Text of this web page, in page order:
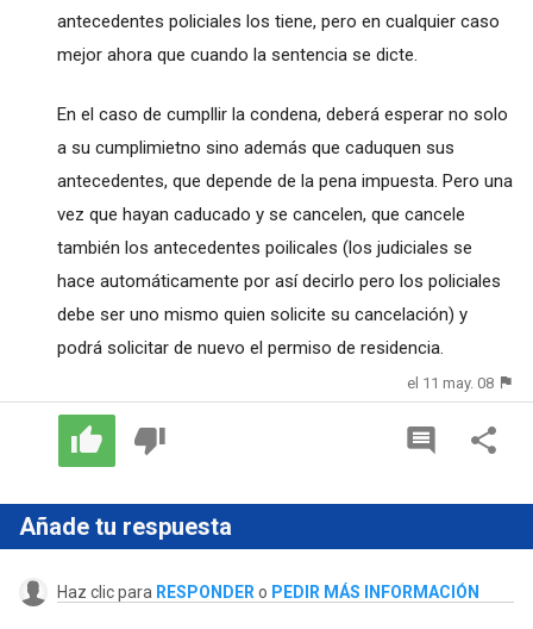
antecedentes policiales los tiene, pero en cualquier caso
mejor ahora que cuando la sentencia se dicte.
En el caso de cumpllir la condena, deberá esperar no solo
a su cumplimietno sino además que caduquen sus
antecedentes, que depende de la pena impuesta. Pero una
vez que hayan caducado y se cancelen, que cancele
también los antecedentes poilicales (los judiciales se
hace automáticamente por así decirlo pero los policiales
debe ser uno mismo quien solicite su cancelación) y
podrá solicitar de nuevo el permiso de residencia.
el 11 may. 08
Añade tu respuesta
Haz clic para RESPONDER o PEDIR MÁS INFORMACIÓN